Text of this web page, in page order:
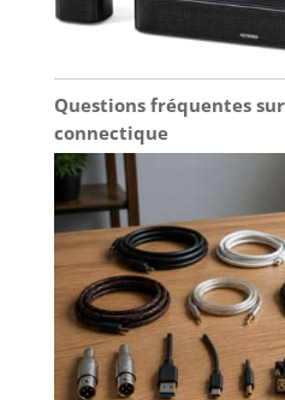
Questions fréquentes
connectique